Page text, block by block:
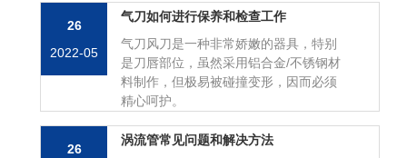
26
2022-05
气刀如何进行保养和检查工作
气刀风刀是一种非常娇嫩的器具，特别
是刀唇部位，虽然采用铝合金/不锈钢材
料制作，但极易被碰撞变形，因而必须
精心呵护。
26
涡流管常见问题和解决方法